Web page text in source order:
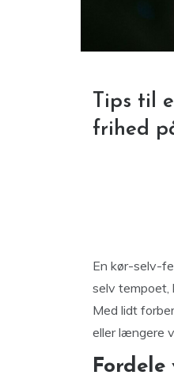
Tips til
frihed
En kør-selv-
selv tempoet,
Med lidt
eller længere